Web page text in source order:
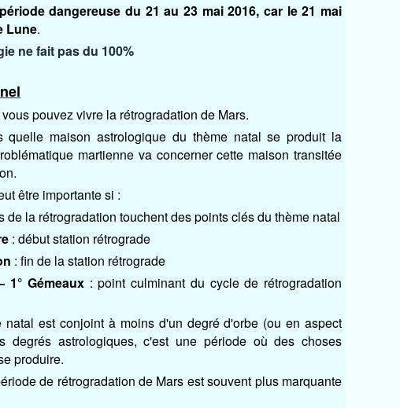
dangereuse du 21 au 23 mai 2016, car le 21 mai
Lune.
ne fait pas du 100%
pouvez vivre la rétrogradation de Mars.
quelle maison astrologique du thème natal se produit la
martienne va concerner cette maison transitée
être importante si :
de la rétrogradation touchent des points clés du thème natal
: début station rétrograde
: fin de la station rétrograde
1° Gémeaux: point culminant du cycle de rétrogradation
est conjoint à moins d'un degré d'orbe (ou en aspect
degrés astrologiques, c'est une période où des choses
produire.
de rétrogradation de Mars est souvent plus marquante